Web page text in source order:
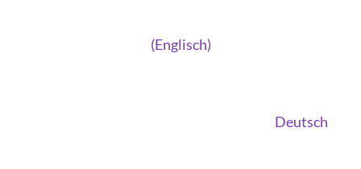
(Englisch)
Deutsch